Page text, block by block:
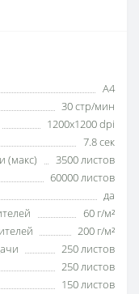
A4
30 стр/мин
1200x1200 dpi
7.8 сек
(макс)
3500 листов
60000 листов
да
60 г/м²
200 г/м²
250 листов
250 листов
150 листов